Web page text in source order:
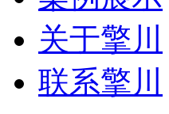
关于擎川
联系擎川